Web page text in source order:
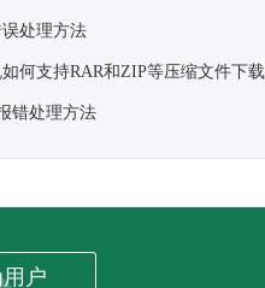
处理方法
何支持RAR和ZIP等压缩文件下载
错处理方法
户